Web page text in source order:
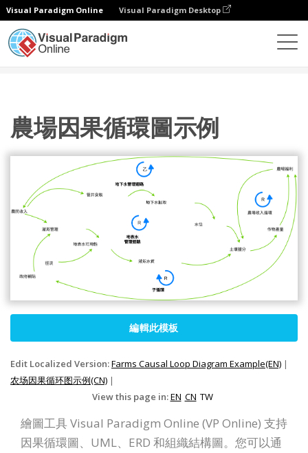
Visual Paradigm Online Visual Paradigm Desktop
農場因果循環圖示例
編輯此模板
Edit Localized Version:Farms Causal Loop Diagram Example(EN) |
农场因果循环图示例(CN) |
View this page in:EN CN TW
繪圖工具 Visual Paradigm Online (VP Online) 支持
因果循環圖、UML、ERD 和組織結構圖。您可以通